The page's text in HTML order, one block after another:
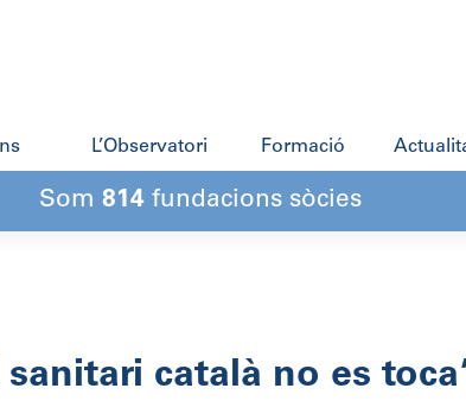
L’Observatori Formació
Som 814 fundacions sòcies
català no es